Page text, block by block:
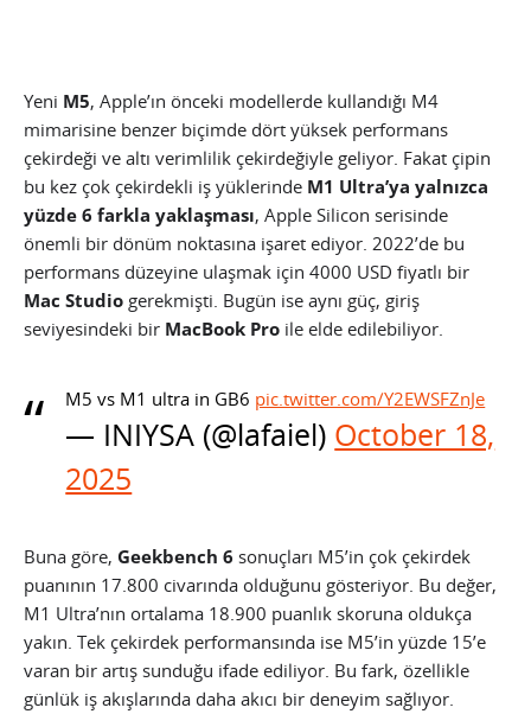
Yeni M5, Apple’ın önceki modellerde kullandığı M4
mimarisine benzer biçimde dört yüksek performans
çekirdeği ve altı verimlilik çekirdeğiyle geliyor. Fakat çipin
bu kez çok çekirdekli iş yüklerinde M1 Ultra’ya yalnızca
yüzde 6 farkla yaklaşması, Apple Silicon serisinde
önemli bir dönüm noktasına işaret ediyor. 2022’de bu
performans düzeyine ulaşmak için 4000 USD fiyatlı bir
Mac Studio gerekmişti. Bugün ise aynı güç, giriş
seviyesindeki bir MacBook Pro ile elde edilebiliyor.
M5 vs M1 ultra in GB6 pic.twitter.com/Y2EWSFZnJe
— INIYSA (@lafaiel) October 18,
2025
Buna göre, Geekbench 6 sonuçları M5’in çok çekirdek
puanının 17.800 civarında olduğunu gösteriyor. Bu değer,
M1 Ultra’nın ortalama 18.900 puanlık skoruna oldukça
yakın. Tek çekirdek performansında ise M5’in yüzde 15’e
varan bir artış sunduğu ifade ediliyor. Bu fark, özellikle
günlük iş akışlarında daha akıcı bir deneyim sağlıyor.